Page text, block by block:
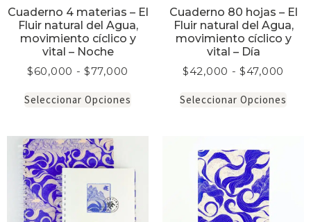
Cuaderno 4 materias – El
Fluir natural del Agua,
movimiento cíclico y
vital – Noche
$60,000 - $77,000
Seleccionar Opciones
Cuaderno 80 hojas – El
Fluir natural del Agua,
movimiento cíclico y
vital – Día
$42,000 - $47,000
Seleccionar Opciones